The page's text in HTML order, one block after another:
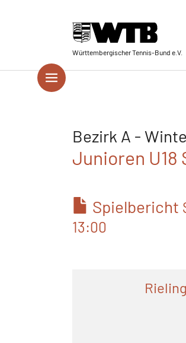
Württembergischer Tennis-Bund e.V.
Bezirk A -
Junioren U18
Spielbericht
13:00